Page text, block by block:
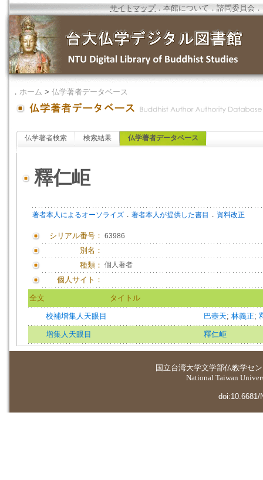
サイトマップ．本館について ．諮問委員会 ．
． ホーム > 仏学著者データベース
仏学著者検索 検索結果 仏学著者データベース
釋仁岠
著者本人によるオーソライズ ． 著者本人が提供した書目 ． 資料改正
シリアル番号： 63986
別名：
種類： 個人著者
個人サイト：
全文 タイトル
校補增集人天眼目 巴壺天; 林義正;
增集人天眼目 釋仁岠
国立台湾大学文学部仏教学セ
National Taiwan
doi:10.6681/